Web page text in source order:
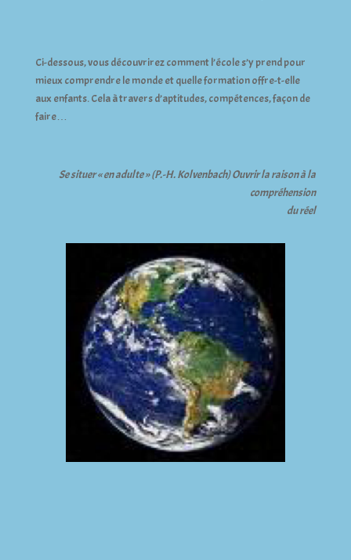
Ci-dessous, vous découvrirez comment l’école s’y prend pour
mieux comprendre le monde et quelle formation offre-t-elle
aux enfants. Cela à travers d’aptitudes, compétences, façon de
faire…
Se situer « en adulte » (P.-H. Kolvenbach) Ouvrir la raison à la
compréhension
du réel